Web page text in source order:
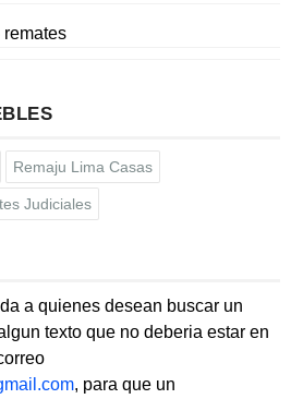
remates
Remaju Lima Casas
Judiciales
a quienes desean buscar un
texto que no deberia estar en
, para que un